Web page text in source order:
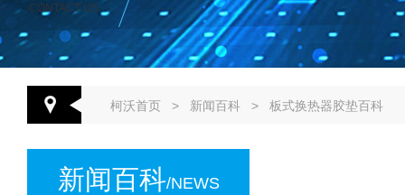
CONTACT US
柯沃首页 > 新闻百科 > 板式换热器胶垫百科
新闻百科/NEWS